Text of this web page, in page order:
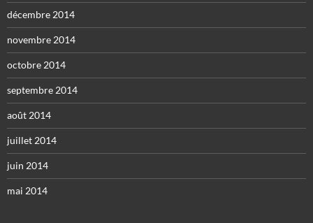
décembre 2014
novembre 2014
octobre 2014
septembre 2014
août 2014
juillet 2014
juin 2014
mai 2014